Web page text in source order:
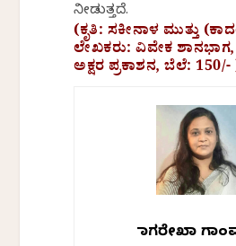
ನೀಡುತ್ತದೆ.
(ಕೃತಿ: ಸಕೀನಾಳ ಮುತ್ತು
ಲೇಖಕರು: ವಿವೇಕ ಶಾನಭಾಗ,
ಅಕ್ಷರ ಪ್ರಕಾಶನ, ಬೆಲೆ: 150/-
ನಾಗರೇಖಾ